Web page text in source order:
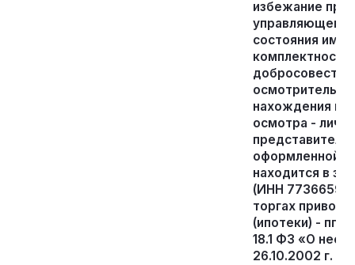
избежание
управляющему,
состояния
нахождения
осмотра -
оформленной
находится в
(ИНН
торгах
(ипотеки) - пп.
18.1 ФЗ «О
26.10.2002 г. №